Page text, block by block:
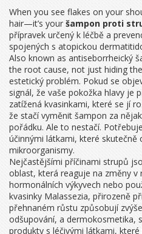
When you see flakes on your
hair—it’s youršampon proti
přípravek určený k léčbě a
spojených s atopickou
Also known as antiseborrheický
the root cause, not just hiding
estetický problém. Pokud se
signál, že vaše pokožka hlavy je
zatížená kvasinkami, které se jí
že stačí vyměnit šampon za
pořádku. Ale to nestačí.
účinnými látkami, které skutečně
mikroorganismy.
Nejčastějšími příčinami strupů
oblast, která reaguje na změny
hormonálních výkyvech nebo
kvasinky Malassezia, přirozeně
přehnaném růstu způsobují
odšupování, a dermokosmetika,
produkty s léčivými látkami,